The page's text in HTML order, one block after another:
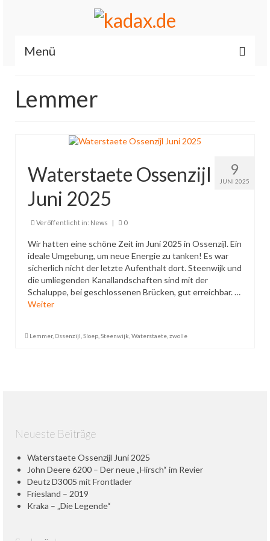
Menü
News
Allgemein
Es läuft…
Feuerwehr
Über mich
Datenschutzerklärung
Lemmer
9
JUNI 2025
Waterstaete Ossenzijl
Juni 2025
Veröffentlicht in: News 0
Wir hatten eine schöne Zeit im Juni 2025 in Ossenzijl. Ein
ideale Umgebung, um neue Energie zu tanken! Es war
sicherlich nicht der letzte Aufenthalt dort. Steenwijk und
die umliegenden Kanallandschaften sind mit der
Schaluppe, bei geschlossenen Brücken, gut erreichbar. …
Weiter
Lemmer, Ossenzijl Sloep Steenwijk Waterstaete zwolle
Neueste Beiträge
Waterstaete Ossenzijl Juni 2025
John Deere 6200 – Der neue „Hirsch“ im Revier
Deutz D3005 mit Frontlader
Friesland – 2019
Kraka – „Die Legende“